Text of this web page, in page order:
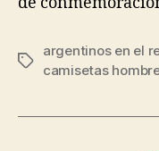
Etiquetas
argentinos en el
camisetas